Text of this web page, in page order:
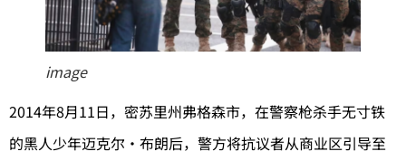
image
2014年8月11日，密苏里州弗格森市，在警察枪杀手无寸铁
的黑人少年迈克尔·布朗后，警方将抗议者从商业区引导至